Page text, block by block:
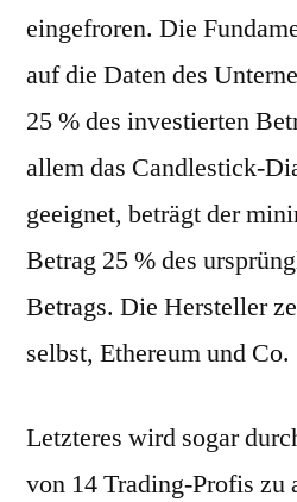
eingefroren. Die
auf die Daten des
25 % des investierten
allem das Candlestick-
geeignet, beträgt der
Betrag 25 % des
Betrags. Die Hersteller
selbst, Ethereum und Co.
Letzteres wird sogar
von 14 Trading-Profis zu